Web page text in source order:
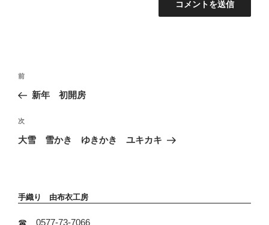
稿
ナ
ゲ
ー
前
の
稿
前
新年 初開房
次
の
次
大雪 雪かき ゆきかき ユキカキ
手織り 由布衣工房
☎ 0577-73-7066